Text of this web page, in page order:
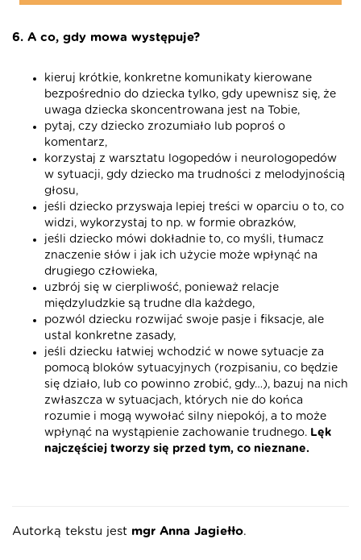
6. A co, gdy mowa występuje?
kieruj krótkie, konkretne komunikaty kierowane
bezpośrednio do dziecka tylko, gdy upewnisz się, że
uwaga dziecka skoncentrowana jest na Tobie,
pytaj, czy dziecko zrozumiało lub poproś o
komentarz,
korzystaj z warsztatu logopedów i neurologopedów
w sytuacji, gdy dziecko ma trudności z melodyjnością
głosu,
jeśli dziecko przyswaja lepiej treści w oparciu o to, co
widzi, wykorzystaj to np. w formie obrazków,
jeśli dziecko mówi dokładnie to, co myśli, tłumacz
znaczenie słów i jak ich użycie może wpłynąć na
drugiego człowieka,
uzbrój się w cierpliwość, ponieważ relacje
międzyludzkie są trudne dla każdego,
pozwól dziecku rozwijać swoje pasje i fiksacje, ale
ustal konkretne zasady,
jeśli dziecku łatwiej wchodzić w nowe sytuacje za
pomocą bloków sytuacyjnych (rozpisaniu, co będzie
się działo, lub co powinno zrobić, gdy…), bazuj na nich
zwłaszcza w sytuacjach, których nie do końca
rozumie i mogą wywołać silny niepokój, a to może
wpłynąć na wystąpienie zachowanie trudnego. Lęk
najczęściej tworzy się przed tym, co nieznane.
Autorką tekstu jest mgr Anna Jagiełło.